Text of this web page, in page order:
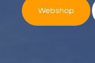
Webshop